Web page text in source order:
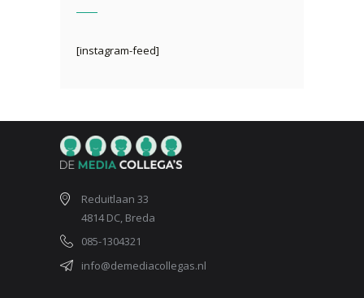
[instagram-feed]
Reduitlaan 33
4814 DC, Breda
085-1304321
info@demediacollegas.nl